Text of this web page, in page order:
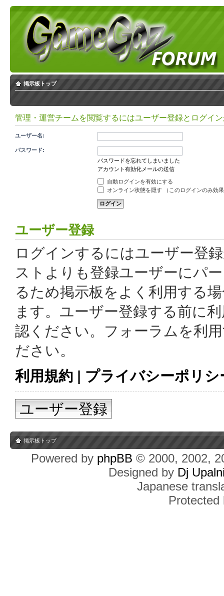
掲示板トップ
管理・運営チームを閲覧するにはユーザー登録とログイ
ユーザー名:
パスワード:
パスワードを忘れてしまいました
アカウント有効化メールの送信
自動ログインを有効にする
オンライン状態を隠す （このログインのみ効
ユーザー登録
ログインするにはユーザー登
ストよりも登録ユーザーにパ
るため掲示板をよく利用する
ます。ユーザー登録する前に
認ください。フォーラムを利
ださい。
利用規約 | プライバシーポリシ
ユーザー登録
掲示板トップ
Powered by phpBB © 2000, 2002,
Designed by Dj
Japanese